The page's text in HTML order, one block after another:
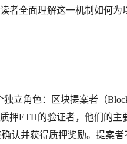
者全面理解这一机制如何为
立角色：区块提案者（
押ETH的验证者，他们的主
认并获得质押奖励。提案者